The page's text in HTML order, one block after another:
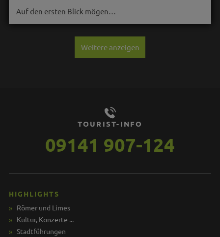
Auf den ersten Blick mögen…
Weitere anzeigen
TOURIST-INFO
09141 907-124
HIGHLIGHTS
Römer und Limes
Kultur, Konzerte ...
Stadtführungen